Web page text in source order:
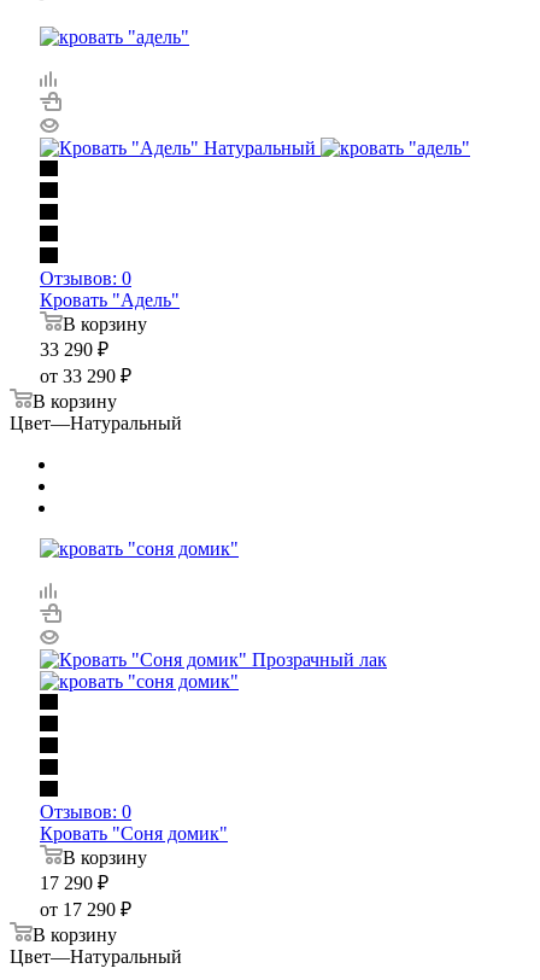
Отзывов: 0
Кровать "Адель"
В корзину
33 290 ₽
от 33 290 ₽
В корзину
Цвет—Натуральный
Отзывов: 0
Кровать "Соня домик"
В корзину
17 290 ₽
от 17 290 ₽
В корзину
Цвет—Натуральный